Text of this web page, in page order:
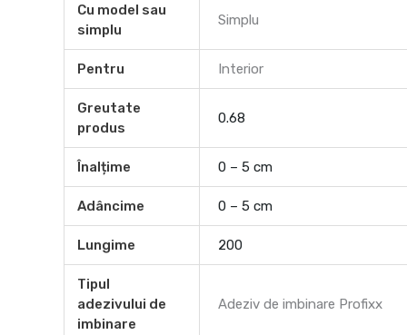
Cu model sau
simplu
Simplu
Pentru Interior
Greutate
produs
0.68
Înalțime 0 – 5 cm
Adâncime 0 – 5 cm
Lungime 200
Tipul
adezivului de
imbinare
Adeziv de imbinare Profixx